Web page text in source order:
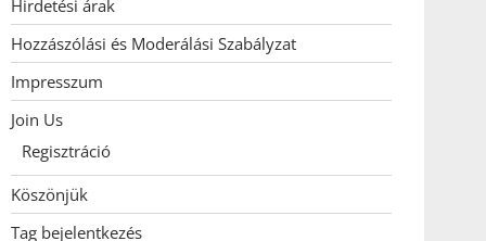
Hirdetési árak
Hozzászólási és Moderálási Szabályzat
Impresszum
Join Us
Regisztráció
Köszönjük
Tag bejelentkezés